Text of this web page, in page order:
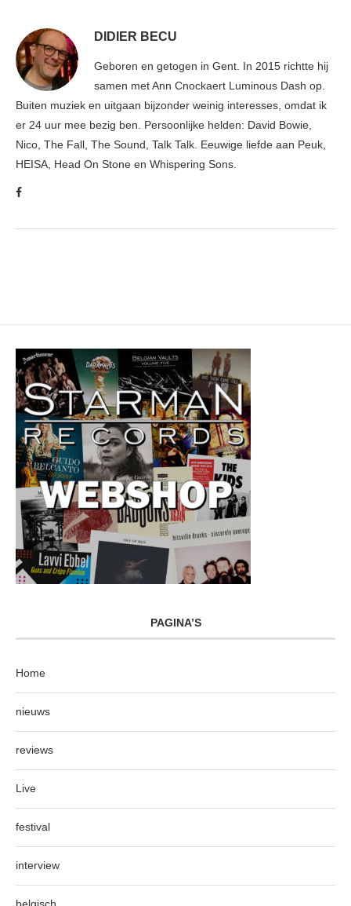
DIDIER BECU
Geboren en getogen in Gent. In 2015 richtte hij
samen met Ann Cnockaert Luminous Dash op.
Buiten muziek en uitgaan bijzonder weinig interesses, omdat ik
er 24 uur mee bezig ben. Persoonlijke helden: David Bowie,
Nico, The Fall, The Sound, Talk Talk. Eeuwige liefde aan Peuk,
HEISA, Head On Stone en Whispering Sons.
PAGINA’S
Home
nieuws
reviews
Live
festival
interview